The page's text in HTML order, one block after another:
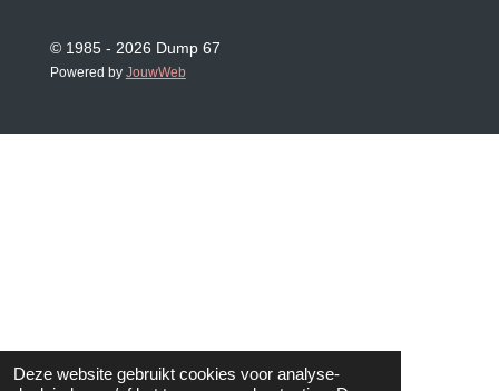
Deze website gebruikt cookies voor analyse-
© 1985 - 2026 Dump 67
Powered by JouwWeb